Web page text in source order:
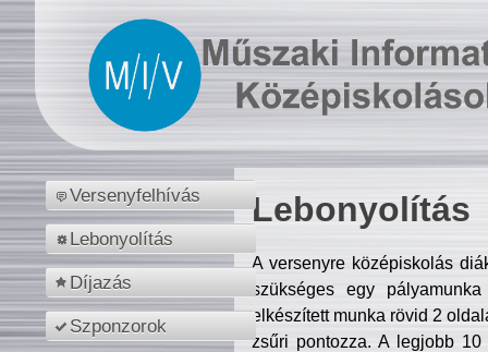
Versenyfelhívás
Lebonyolítás
Díjazás
Szponzorok
Lebonyolítás
A versenyre középiskolás
szükséges egy
elkészített munka rövid 2
zsűri pontozza. A legjobb